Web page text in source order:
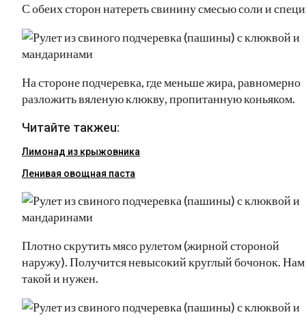
С обеих сторон натереть свинину смесью соли и
На стороне подчеревка, где меньше жира, равномерно
разложить вяленую клюкву, пропитанную коньяком.
Читайте такжеu:
Лимонад из крыжовника
Ленивая овощная паста
Плотно скрутить мясо рулетом (жирной стороной
наружу). Получится невысокий круглый бочонок. Нам
такой и нужен.